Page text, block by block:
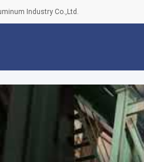
Industry Co.,Ltd.